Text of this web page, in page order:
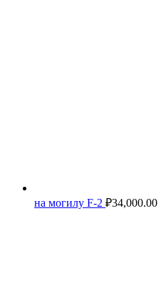
на могилу F-2 ₽34,000.00